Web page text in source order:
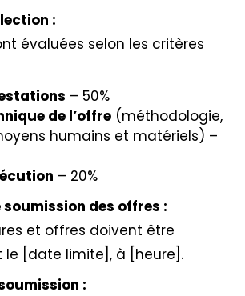
:
évaluées selon les critères
– 50%
de l’offre (méthodologie,
humains et matériels) –
– 20%
des offres :
et offres doivent être
le [date limite], à [heure].
: